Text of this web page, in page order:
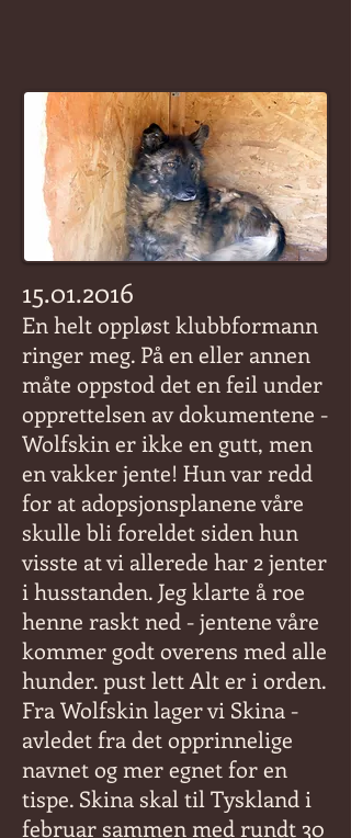
15.01.2016
En helt oppløst klubbformann
ringer meg. På en eller annen
måte oppstod det en feil under
opprettelsen av dokumentene -
Wolfskin er ikke en gutt, men
en vakker jente! Hun var redd
for at adopsjonsplanene våre
skulle bli foreldet siden hun
visste at vi allerede har 2 jenter
i husstanden. Jeg klarte å roe
henne raskt ned - jentene våre
kommer godt overens med alle
hunder. pust lett Alt er i orden.
Fra Wolfskin lager vi Skina -
avledet fra det opprinnelige
navnet og mer egnet for en
tispe. Skina skal til Tyskland i
februar sammen med rundt 30